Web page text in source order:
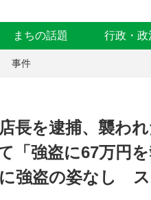
まちの話題 行政・政
事件
長を逮捕、襲わ
強盗に67万円
強盗の姿なし ス